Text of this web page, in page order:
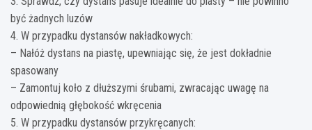
być żadnych luzów
4. W przypadku dystansów nakładkowych:
– Nałóż dystans na piastę, upewniając się, że jest dokładnie
spasowany
– Zamontuj koło z dłuższymi śrubami, zwracając uwagę na
odpowiednią głębokość wkręcenia
5. W przypadku dystansów przykręcanych: